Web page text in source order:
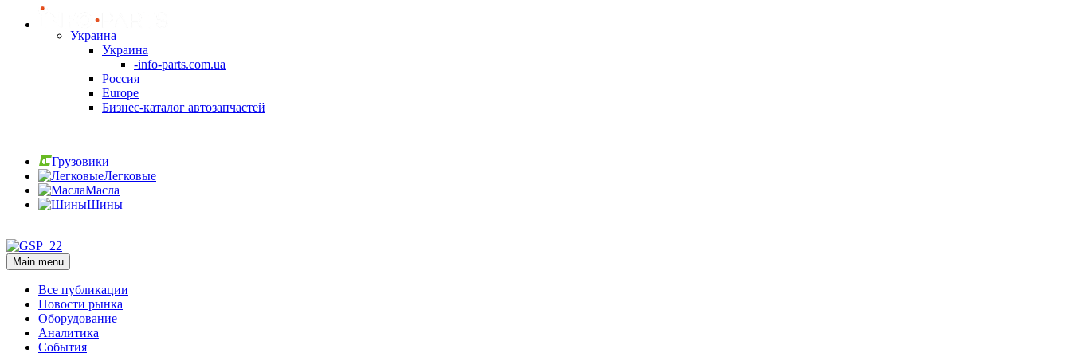
Украина
Украина
-info-parts.com.ua
Россия
Europe
Бизнес-каталог автозапчастей
Грузовики
Легковые
Масла
Шины
Main menu
Все публикации
Новости рынка
Оборудование
Аналитика
События